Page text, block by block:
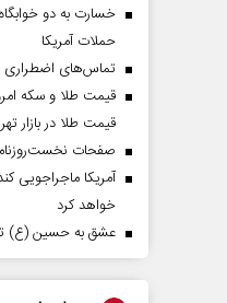
خسارت به دو
حملات آمریکا
تماس‌های اضطراری
قیمت طلا در بازار
صفحات نخست‌روزنامه
آمریکا ماجراجویی
خواهد کرد
عشق به حسین (ع)